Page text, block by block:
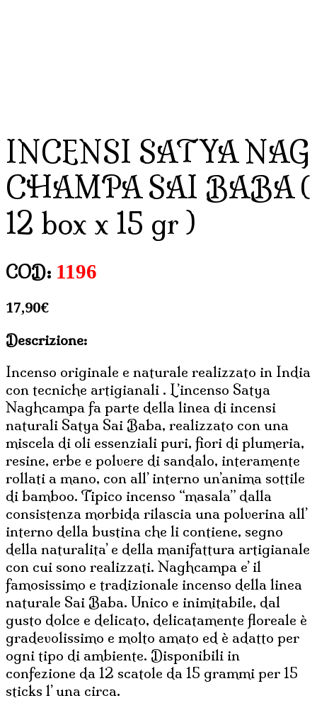
INCENSI SATYA NAG
CHAMPA SAI BABA (
12 box x 15 gr )
COD: 1196
17,90€
Descrizione:
Incenso originale e naturale realizzato in India
con tecniche artigianali . L’incenso Satya
Naghcampa fa parte della linea di incensi
naturali Satya Sai Baba, realizzato con una
miscela di oli essenziali puri, fiori di plumeria,
resine, erbe e polvere di sandalo, interamente
rollati a mano, con all’ interno un’anima sottile
di bamboo. Tipico incenso “masala” dalla
consistenza morbida rilascia una polverina all’
interno della bustina che li contiene, segno
della naturalita’ e della manifattura artigianale
con cui sono realizzati. Naghcampa e’ il
famosissimo e tradizionale incenso della linea
naturale Sai Baba. Unico e inimitabile, dal
gusto dolce e delicato, delicatamente floreale è
gradevolissimo e molto amato ed è adatto per
ogni tipo di ambiente. Disponibili in
confezione da 12 scatole da 15 grammi per 15
sticks l’ una circa.